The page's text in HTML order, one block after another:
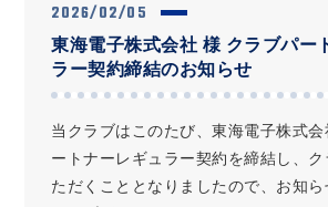
2026/02/05
東海電子株式会社 様 クラブパー
ラー契約締結のお知らせ
当クラブはこのたび、東海電子株式
ートナーレギュラー契約を締結し、
ただくこととなりましたので、お知ら